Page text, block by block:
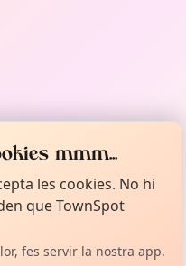
mmm...
les cookies. No hi
que TownSpot
fes servir la nostra app.